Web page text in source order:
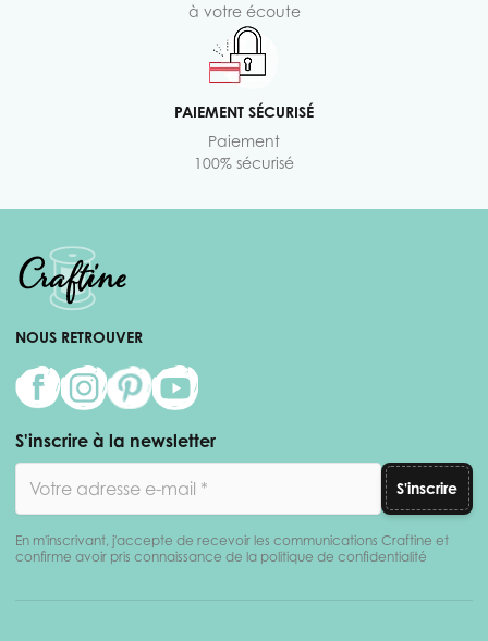
à votre écoute
PAIEMENT SÉCURISÉ
Paiement
100% sécurisé
NOUS RETROUVER
S'inscrire à la newsletter
S'inscrire
En m'inscrivant, j'accepte de recevoir les communications Craftine et
confirme avoir pris connaissance de la politique de confidentialité